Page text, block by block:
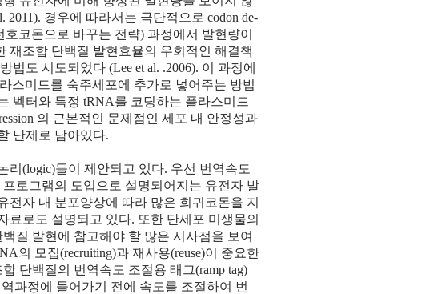
2011). 경우에 따라서는 극단적으로 codon de-
코돈으로 바꾸는 전략) 과정에서 발현량이
재조합 단백질 발현효율의 우회적인 해결책
법도 시도되었다 (Lee et al. .2006). 이 과정에
스미드를 숙주세포에 추가로 넣어주는 방법
벡터와 특정 tRNA를 코딩하는 플라스미드
의 근본적인 문제점인 세포 내 안정성과
난제로 남아있다.
리(logic)들이 제안되고 있다. 우선 번역속도
로그램의 도입으로 설명되어지는 유전자 발
자 내 분포양상에 따라 많은 희귀코돈을 지
로도 설명되고 있다. 또한 단세포 미생물의
질 발현에 참고해야 할 많은 시사점을 보여
의 모집(recruiting)과 재사용(reuse)이 중요한
단백질의 번역속도 조절용 태그(ramp tag)
과정에 들어가기 전에 속도를 조절하여 번